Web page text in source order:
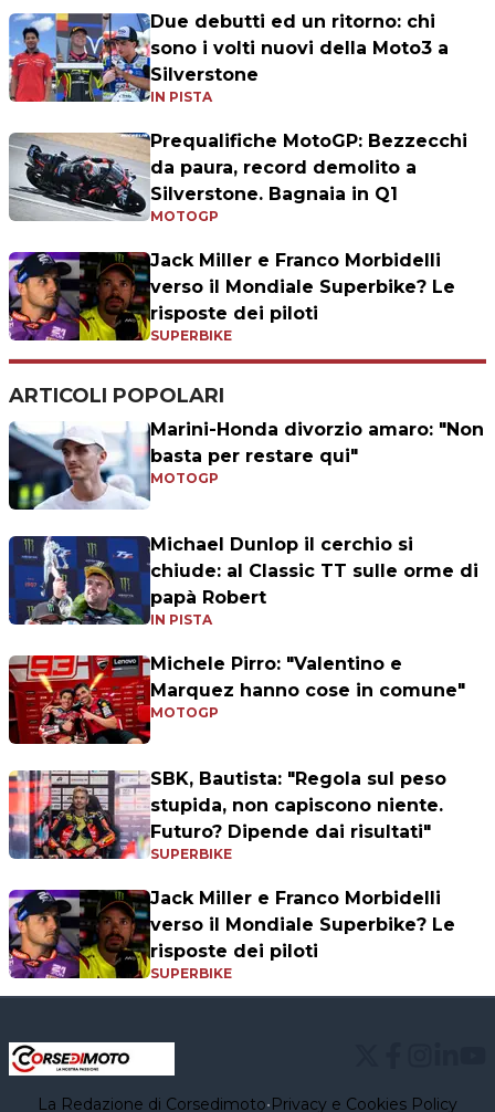
Due debutti ed un ritorno: chi
sono i volti nuovi della Moto3 a
Silverstone
IN PISTA
Prequalifiche MotoGP: Bezzecchi
da paura, record demolito a
Silverstone. Bagnaia in Q1
MOTOGP
Jack Miller e Franco Morbidelli
verso il Mondiale Superbike? Le
risposte dei piloti
SUPERBIKE
ARTICOLI POPOLARI
Marini-Honda divorzio amaro: "Non
basta per restare qui"
MOTOGP
Michael Dunlop il cerchio si
chiude: al Classic TT sulle orme di
papà Robert
IN PISTA
Michele Pirro: "Valentino e
Marquez hanno cose in comune"
MOTOGP
SBK, Bautista: "Regola sul peso
stupida, non capiscono niente.
Futuro? Dipende dai risultati"
SUPERBIKE
Jack Miller e Franco Morbidelli
verso il Mondiale Superbike? Le
risposte dei piloti
SUPERBIKE
La Redazione di Corsedimoto•Privacy e Cookies Policy